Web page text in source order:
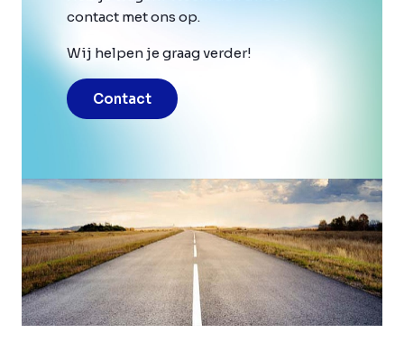
contact met ons op.
Wij helpen je graag verder!
Contact